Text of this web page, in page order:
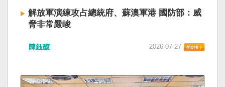
解放軍演練攻占總統府、蘇澳軍港 國防部：威
脅非常嚴峻
陳鈺馥 2026-07-27